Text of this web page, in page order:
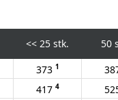
<< 25 stk.
50
373 1
417 4